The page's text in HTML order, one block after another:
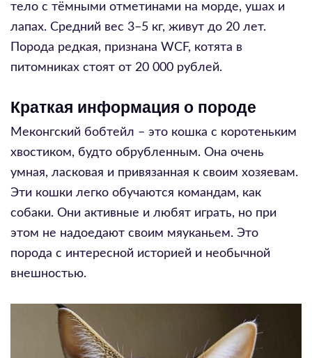
тело с тёмными отметинами на морде, ушах и
лапах. Средний вес 3–5 кг, живут до 20 лет.
Порода редкая, признана WCF, котята в
питомниках стоят от 20 000 рублей.
Краткая информация о породе
Меконгский бобтейл – это кошка с коротеньким
хвостиком, будто обрубленным. Она очень
умная, ласковая и привязанная к своим хозяевам.
Эти кошки легко обучаются командам, как
собаки. Они активные и любят играть, но при
этом не надоедают своим мяуканьем. Это
порода с интересной историей и необычной
внешностью.